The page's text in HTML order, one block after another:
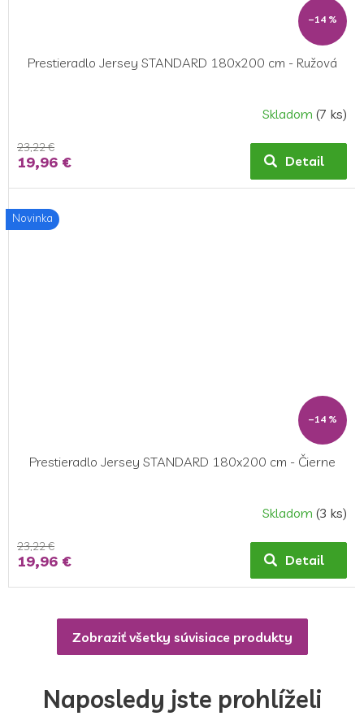
–14 %
Prestieradlo Jersey STANDARD 180x200 cm - Ružová
Skladom (7 ks)
23,22 €
19,96 € Detail
Novinka
–14 %
Prestieradlo Jersey STANDARD 180x200 cm - Čierne
Skladom (3 ks)
23,22 €
19,96 € Detail
Zobraziť všetky súvisiace produkty
Naposledy jste prohlíželi